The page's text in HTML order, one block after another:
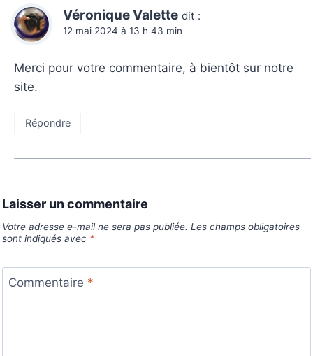
Véronique Valette dit :
12 mai 2024 à 13 h 43 min
Merci pour votre commentaire, à bientôt sur notre
site.
Répondre
Laisser un commentaire
Votre adresse e-mail ne sera pas publiée. Les champs obligatoires
sont indiqués avec *
Commentaire *